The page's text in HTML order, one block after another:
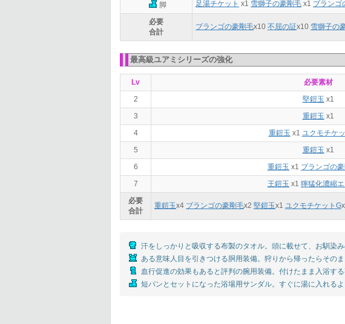
脚 足湯チケット x1 雪獅子の豪剛毛 x1 ブランゴ
必要
合計
ブランゴの豪剛毛x10 不屈の証x10 雪獅子の
最高級ユアミシリーズの強化
Lv 必要素材
2
堅鎧玉 x1
3
重鎧玉 x1
4
重鎧玉 x1 ユクモチケ
5
重鎧玉 x1
6
重鎧玉 x1 ブランゴの
7
王鎧玉 x1 獰猛化濃縮
必要
合計
重鎧玉x4 ブランゴの豪剛毛x2 堅鎧玉x1 ユクモチケットGx
汗をしっかりと吸収する布製のタオル。頭に載せて、お馴染み
ある意味人目を引きつける胴用装備。狩りから帰ったらそのま
血行促進の効果もあると評判の腕用装備。付けたまま入浴する
短パンとセットになった浴場用サンダル。すぐに湯に入れるよ